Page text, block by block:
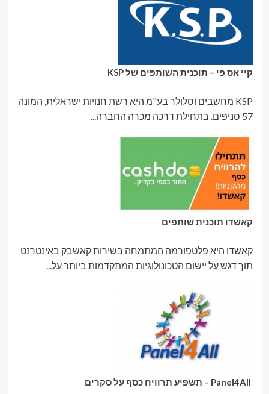
קיי אס פי – תוכנית השותפים של KSP
KSP מחשבים וסלולר בע"מ היא רשת חנויות ישראלית, המונה
57 סניפים. בתחילת דרכה מכרה החברה...
קאשדו תוכנית שותפים
קאשדו היא פלטפורמה המתמחה בשירות קאשבק באינטרנט
תוך דגש על יישום הטכונולוגיות המתקדמות ביותר על...